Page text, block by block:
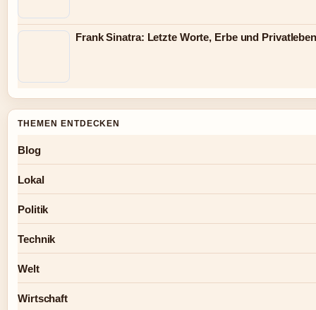
Frank Sinatra: Letzte Worte, Erbe und
THEMEN ENTDECKEN
Blog
Lokal
Politik
Technik
Welt
Wirtschaft